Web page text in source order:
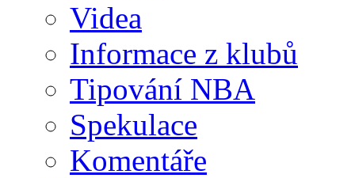
Videa
Informace z klubů
Tipování NBA
Spekulace
Komentáře